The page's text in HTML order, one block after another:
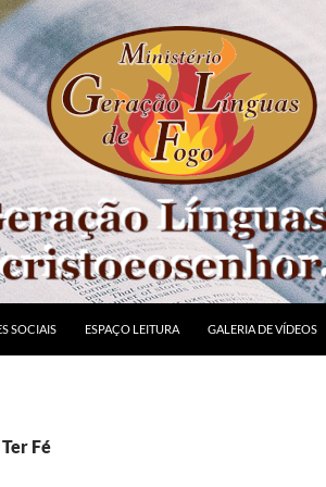
SOCIAIS ESPAÇO LEITURA GALERIA DE VÍDEOS
Fé